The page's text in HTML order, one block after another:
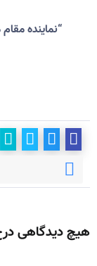
“نماینده
هیچ دیدگاهی